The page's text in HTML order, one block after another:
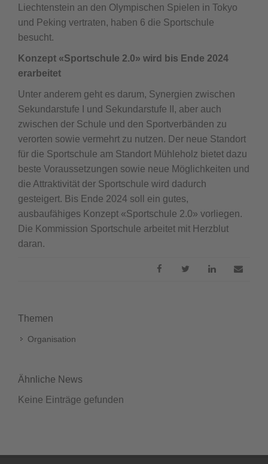
Liechtenstein an den Olympischen Spielen in Tokyo
und Peking vertraten, haben 6 die Sportschule
besucht.
Konzept «Sportschule 2.0» wird bis Ende 2024
erarbeitet
Unter anderem geht es darum, Synergien zwischen
Sekundarstufe I und Sekundarstufe II, aber auch
zwischen der Schule und den Sportverbänden zu
verorten sowie vermehrt zu nutzen. Der neue Standort
für die Sportschule am Standort Mühleholz bietet dazu
beste Voraussetzungen sowie neue Möglichkeiten und
die Attraktivität der Sportschule wird dadurch
gesteigert. Bis Ende 2024 soll ein gutes,
ausbaufähiges Konzept «Sportschule 2.0» vorliegen.
Die Kommission Sportschule arbeitet mit Herzblut
daran.
Themen
Organisation
Ähnliche News
Keine Einträge gefunden